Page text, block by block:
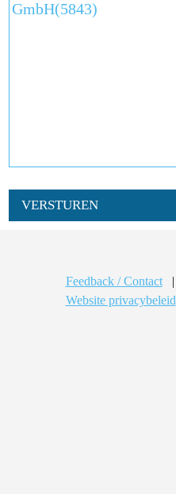
VERSTUREN
Feedback / Contact |
Website privacybeleid